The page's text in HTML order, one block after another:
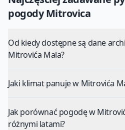
pogodyMitrovica
Od kiedy dostępne są dane
Mitrovića Mala?
Jaki klimat panuje w Mitrovića
Jak porównać pogodę w
różnymi latami?